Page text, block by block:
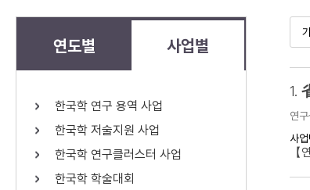
근대
검색 연산자 사용안내
연산자
AND
연도별 사업별
한국학 연구 용역 사업
한국학 저술지원 사업
한국학 연구클러스터 사업
한국학 학술대회
1.
연
사